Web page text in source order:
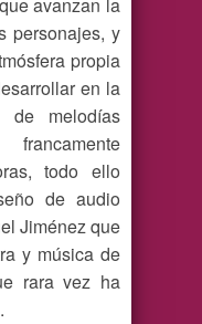
avanzan la
personajes, y
propia
en la
melodías
todo ello
de audio
Jiménez que
y música de
rara vez ha